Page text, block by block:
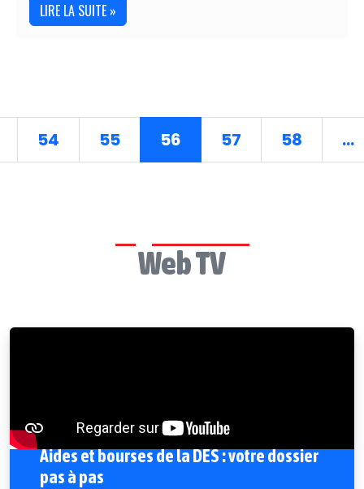
LIRE LA SUITE »
54 55 56 57 58 ...
Web TV
Aides et bourses de la DES : votre dossier
pas à pas